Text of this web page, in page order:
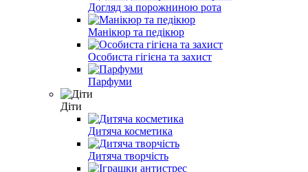
Догляд за порожниною рота
Манікюр та педікюр
Особиста гігієна та захист
Парфуми
Діти
Дитяча косметика
Дитяча творчість